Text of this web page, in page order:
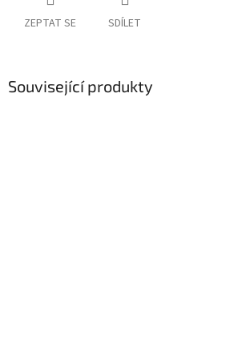
ZEPTAT SE SDÍLET
Související produkty